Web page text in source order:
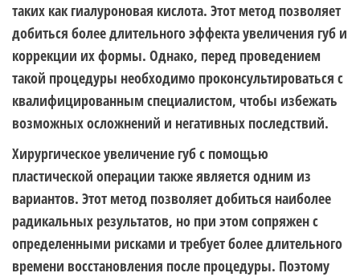
таких как гиалуроновая кислота. Этот метод позволяет
добиться более длительного эффекта увеличения губ и
коррекции их формы. Однако, перед проведением
такой процедуры необходимо проконсультироваться с
квалифицированным специалистом, чтобы избежать
возможных осложнений и негативных последствий.
Хирургическое увеличение губ с помощью
пластической операции также является одним из
вариантов. Этот метод позволяет добиться наиболее
радикальных результатов, но при этом сопряжен с
определенными рисками и требует более длительного
времени восстановления после процедуры. Поэтому